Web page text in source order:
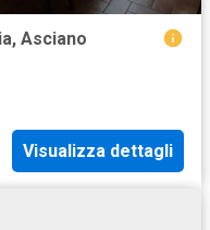
Asciano
Visualizza dettagli